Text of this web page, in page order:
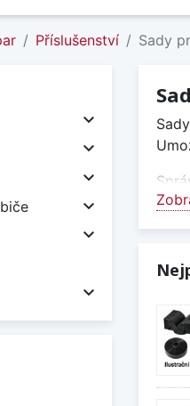
Příslušenství Sady





